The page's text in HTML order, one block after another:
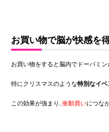
お買い物で脳が快感を
お買い物をすると脳内でドーパミン
特にクリスマスのような特別なイ
この効果が強まり、衝動買いにつな